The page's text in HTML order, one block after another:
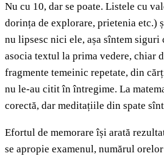
Nu cu 10, dar se poate. Listele cu
dorința de explorare, prietenia etc.)
nu lipsesc nici ele, așa sîntem siguri
asocia textul la prima vedere, chiar
fragmente temeinic repetate, din
nu le-au citit în întregime. La
corectă, dar meditațiile din spate
Efortul de memorare își arată
se apropie examenul, numărul